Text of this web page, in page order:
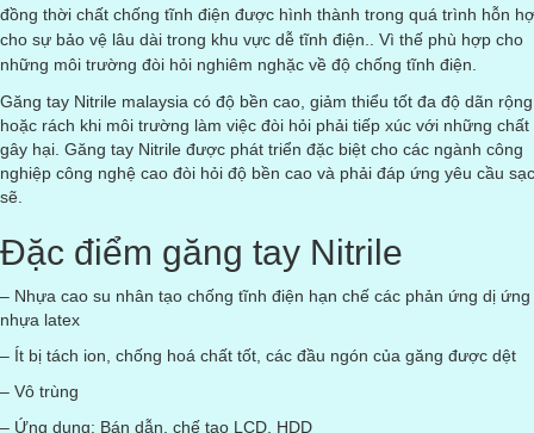
đồng thời chất chống tĩnh điện được hình thành trong quá trình hỗn
cho sự bảo vệ lâu dài trong khu vực dễ tĩnh điện.. Vì thế phù hợp cho
những môi trường đòi hỏi nghiêm nghặc về độ chống tĩnh điện.
Găng tay Nitrile malaysia có độ bền cao, giảm thiểu tốt đa độ dãn rộng
hoặc rách khi môi trường làm việc đòi hỏi phải tiếp xúc với những chất
gây hại. Găng tay Nitrile được phát triển đặc biệt cho các ngành công
nghiệp công nghệ cao đòi hỏi độ bền cao và phải đáp ứng yêu cầu
sẽ.
Đặc điểm găng tay Nitrile
– Nhựa cao su nhân tạo chống tĩnh điện hạn chế các phản ứng dị ứng
nhựa latex
– Ít bị tách ion, chống hoá chất tốt, các đầu ngón của găng được dệt
– Vô trùng
– Ứng dụng: Bán dẫn, chế tạo LCD, HDD